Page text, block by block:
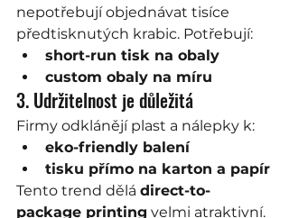
nepotřebují objednávat tisíce
předtisknutých krabic. Potřebují:
short-run tisk na obaly
custom obaly na míru
3. Udržitelnost je důležitá
Firmy odklánějí plast a nálepky k:
eko-friendly balení
tisku přímo na karton a papír
Tento trend dělá direct-to-
package printing velmi atraktivní.